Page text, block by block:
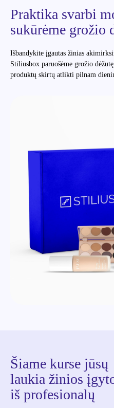
Praktika svarbi
sukūrėme grožio
Išbandykite įgautas žinias
Stiliusbox paruošėme grožio
produktų skirtų atlikti pilnam
Šiame kurse jūsų
laukia žinios
iš profesionalų